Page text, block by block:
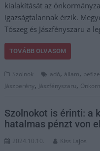
kialakítását az
igazságtalannak érzik.
Tószeg és Jászfényszaru a
TOVÁBB OLVASOM
Szolnok adó, állam,
Jászberény, Jászfényszaru,
Szolnokot is érinti: a
hatalmas pénzt von
2024.10.10. Kiss Lajos